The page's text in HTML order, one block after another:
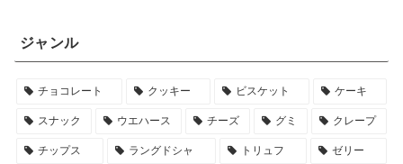
ジャンル
チョコレート クッキー ビスケット ケーキ
スナック ウエハース チーズ グミ クレープ
チップス ラングドシャ トリュフ ゼリー